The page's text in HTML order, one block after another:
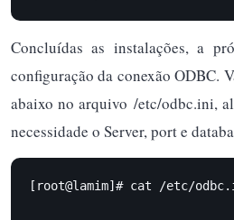
Concluídas as instalações, a
configuração da conexão ODBC.
abaixo no arquivo /etc/odbc.ini,
necessidade o Server, port e
[root@lamim]# cat /etc/